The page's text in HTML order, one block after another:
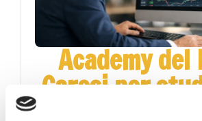
Academy del
Carosi per